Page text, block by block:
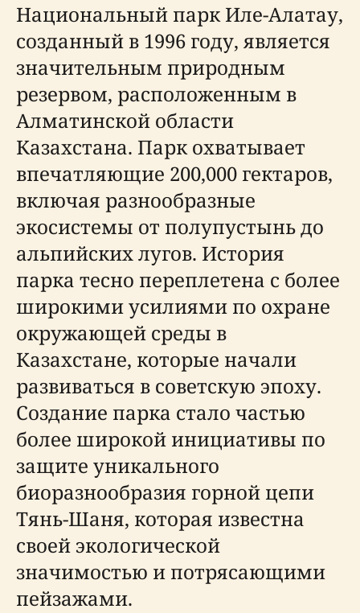
Национальный парк Иле-Алатау,
созданный в 1996 году, является
значительным природным
резервом, расположенным в
Алматинской области
Казахстана. Парк охватывает
впечатляющие 200,000 гектаров,
включая разнообразные
экосистемы от полупустынь до
альпийских лугов. История
парка тесно переплетена с более
широкими усилиями по охране
окружающей среды в
Казахстане, которые начали
развиваться в советскую эпоху.
Создание парка стало частью
более широкой инициативы по
защите уникального
биоразнообразия горной цепи
Тянь-Шаня, которая известна
своей экологической
значимостью и потрясающими
пейзажами.